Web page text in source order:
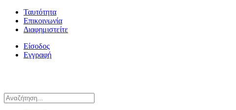
Ταυτότητα
Επικοινωνία
Διαφημιστείτε
Είσοδος
Εγγραφή